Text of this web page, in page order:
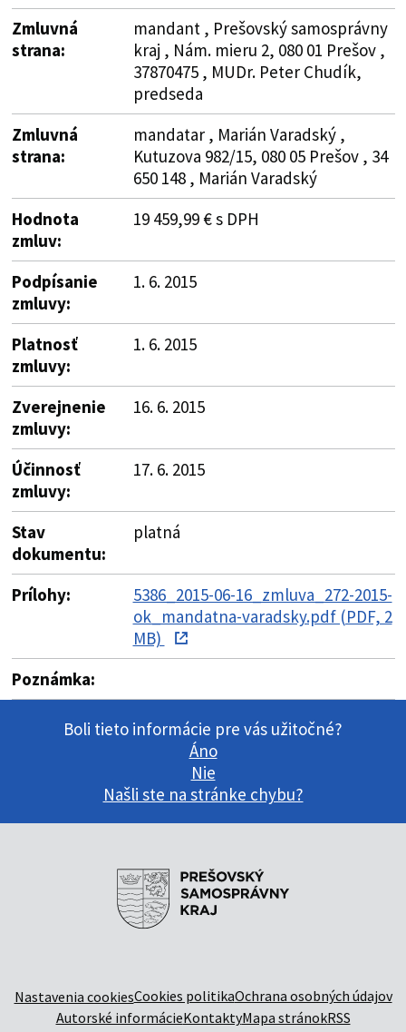
Zmluvná
strana:
mandant , Prešovský samosprávny
kraj , Nám. mieru 2, 080 01 Prešov ,
37870475 , MUDr. Peter Chudík,
predseda
Zmluvná
strana:
mandatar , Marián Varadský ,
Kutuzova 982/15, 080 05 Prešov , 34
650 148 , Marián Varadský
Hodnota
zmluv:
19 459,99 € s DPH
Podpísanie
zmluvy:
1. 6. 2015
Platnosť
zmluvy:
1. 6. 2015
Zverejnenie
zmluvy:
16. 6. 2015
Účinnosť
zmluvy:
17. 6. 2015
Stav
dokumentu:
platná
Prílohy:
5386_2015-06-16_zmluva_272-2015-
ok_mandatna-varadsky.pdf (PDF, 2
MB)
Poznámka:
Boli tieto informácie pre vás užitočné?
Áno
Nie
Našli ste na stránke chybu?
Nastavenia cookiesCookies politikaOchrana osobných údajov
Autorské informácieKontaktyMapa stránokRSS